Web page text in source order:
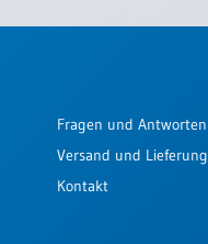
Fragen und Antworten
Versand und Lieferung
Kontakt